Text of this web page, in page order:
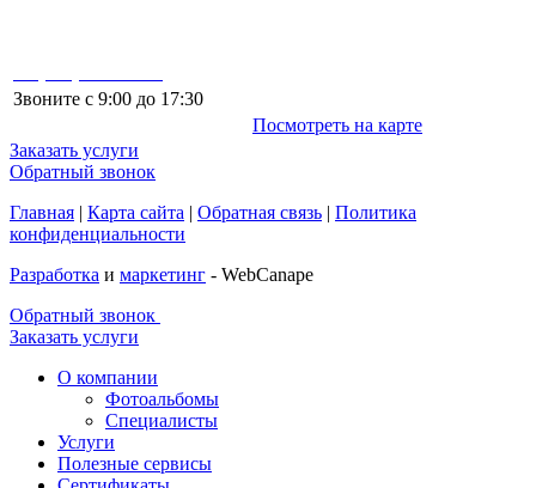
Звоните с 9:00 до 17:30
Посмотреть на карте
Заказать услуги
Обратный звонок
Главная | Карта сайта | Обратная связь | Политика
конфиденциальности
Разработка и маркетинг - WebCanape
Обратный звонок
Заказать услуги
О компании
Фотоальбомы
Специалисты
Услуги
Полезные сервисы